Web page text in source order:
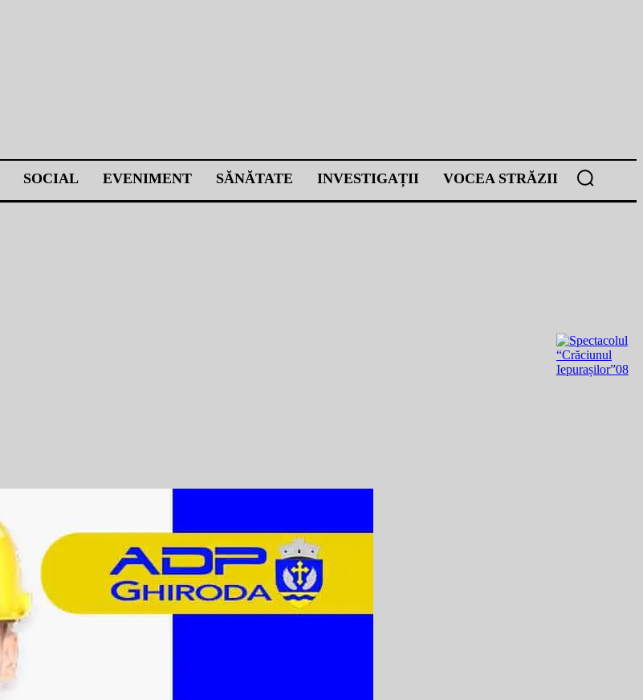
SOCIAL EVENIMENT SĂNĂTATE INVESTIGAȚII VOCEA STRĂZII